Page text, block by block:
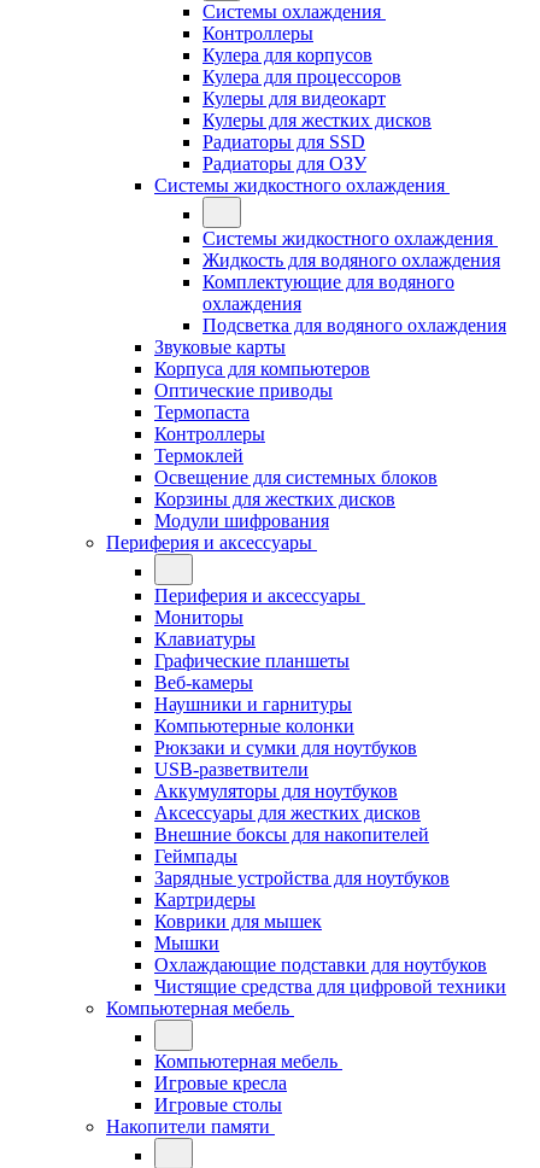
Системы охлаждения
Контроллеры
Кулера для корпусов
Кулера для процессоров
Кулеры для видеокарт
Кулеры для жестких дисков
Радиаторы для SSD
Радиаторы для ОЗУ
Системы жидкостного охлаждения
Системы жидкостного охлаждения
Жидкость для водяного охлаждения
Комплектующие для водяного
охлаждения
Подсветка для водяного охлаждения
Звуковые карты
Корпуса для компьютеров
Оптические приводы
Термопаста
Контроллеры
Термоклей
Освещение для системных блоков
Корзины для жестких дисков
Модули шифрования
Периферия и аксессуары
Периферия и аксессуары
Мониторы
Клавиатуры
Графические планшеты
Веб-камеры
Наушники и гарнитуры
Компьютерные колонки
Рюкзаки и сумки для ноутбуков
USB-разветвители
Аккумуляторы для ноутбуков
Аксессуары для жестких дисков
Внешние боксы для накопителей
Геймпады
Зарядные устройства для ноутбуков
Картридеры
Коврики для мышек
Мышки
Охлаждающие подставки для ноутбуков
Чистящие средства для цифровой техники
Компьютерная мебель
Компьютерная мебель
Игровые кресла
Игровые столы
Накопители памяти